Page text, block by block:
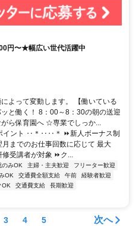
円〜★幅広い世代活躍中
よって変動します。 【働いている
と働く！ 8：00～8：30の朝の送迎
ら保育園へ ☆専業でしっか...
ント ‥＊‥‥＊ ⏩新人ボーナス制
までのお仕事回数に応じて 最大
受講者が対象 ⏩ク...
のみOK 主婦・主夫歓迎
フリーター歓迎
OK 交通費全額支給 午前
経験者歓迎
OK 交通費支給
長期歓迎
3 4 5 次へ